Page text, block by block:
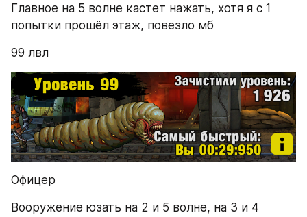
Главное на 5 волне кастет нажать, хотя я с 1
попытки прошёл этаж, повезло мб
99 лвл
Офицер
Вооружение юзать на 2 и 5 волне, на 3 и 4